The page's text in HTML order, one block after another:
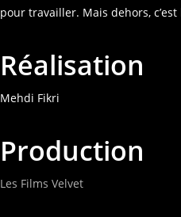
pour travailler. Mais dehors,
Réalisation
Mehdi Fikri
Production
Les Films Velvet